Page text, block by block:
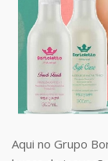
Aqui no Grupo